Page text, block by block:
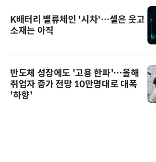
K배터리 밸류체인 '시차'…셀은 웃고
소재는 아직
반도체 성장에도 '고용 한파'…올해
취업자 증가 전망 10만명대로 대폭
'하향'